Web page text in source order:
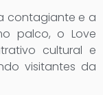
contagiante e a
palco, o Love
cultural e
visitantes da